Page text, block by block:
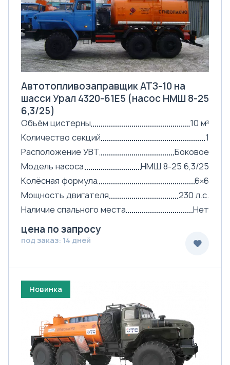
Автотопливозаправщик АТЗ-10 на
шасси Урал 4320-61Е5 (насос НМШ 8-25
6,3/25)
Объём цистерны
10 м³
Количество секций
1
Расположение УВТ
Боковое
Модель насоса
НМШ 8-25 6,3/25
Колёсная формула
6×6
Мощность двигателя
230 л.с.
Наличие спального места
Нет
цена по запросу
под заказ: 14 дней
Новинка